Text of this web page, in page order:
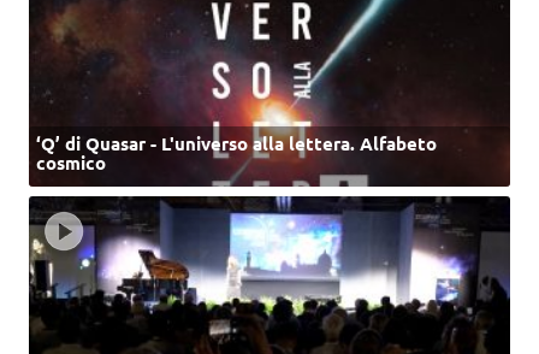
‘Q’ di Quasar - L'universo alla lettera. Alfabeto
cosmico